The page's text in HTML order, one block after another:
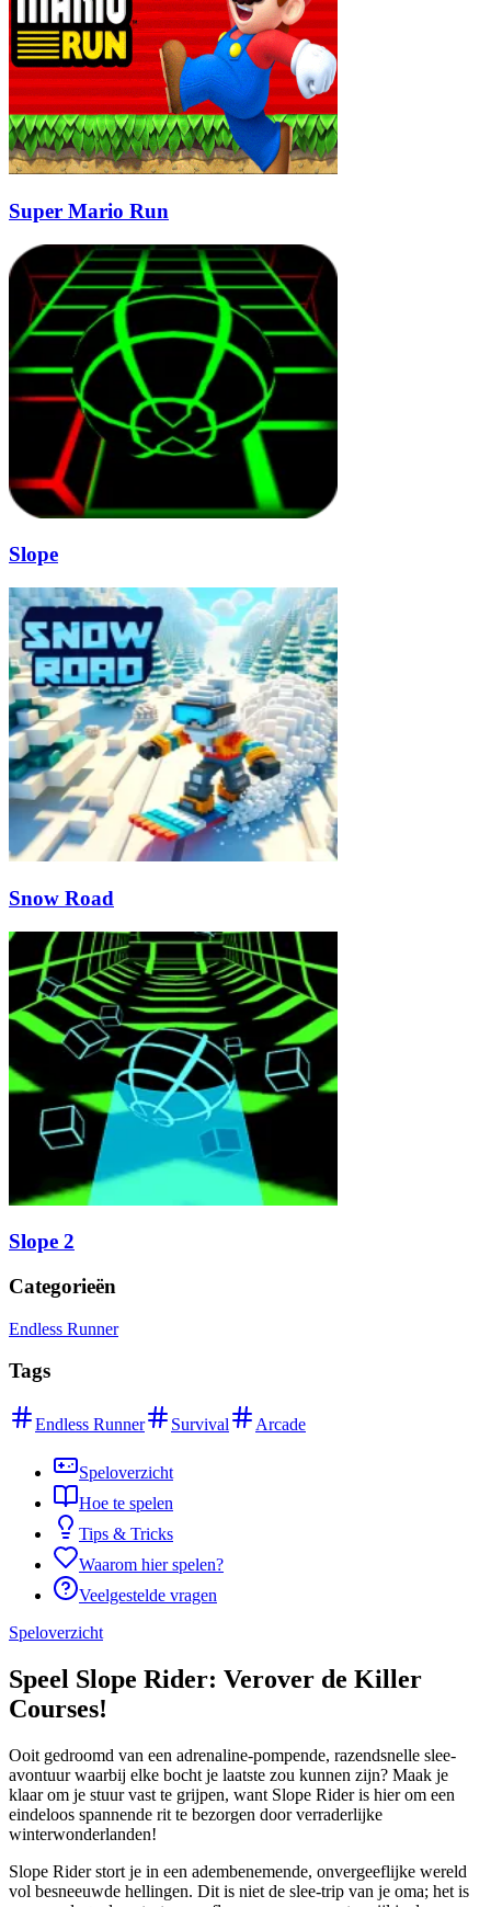
Super Mario Run
Slope
Snow Road
Slope 2
Categorieën
Endless Runner
Tags
Endless Runner Survival Arcade
Speloverzicht
Hoe te spelen
Tips & Tricks
Waarom hier spelen?
Veelgestelde vragen
Speloverzicht
Speel Slope Rider: Verover de Killer
Courses!
Ooit gedroomd van een adrenaline-pompende, razendsnelle slee-
avontuur waarbij elke bocht je laatste zou kunnen zijn? Maak je
klaar om je stuur vast te grijpen, want Slope Rider is hier om een
eindeloos spannende rit te bezorgen door verraderlijke
winterwonderlanden!
Slope Rider stort je in een adembenemende, onvergeeflijke wereld
vol besneeuwde hellingen. Dit is niet de slee-trip van je oma; het is